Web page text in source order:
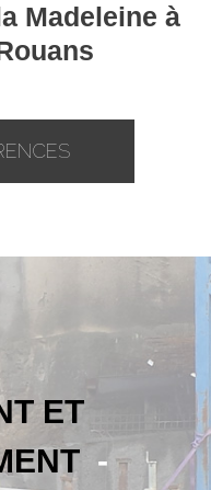
Madeleine à
ET
-